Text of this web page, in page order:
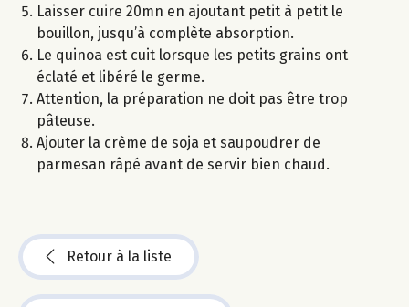
Laisser cuire 20mn en ajoutant petit à petit le
bouillon, jusqu’à complète absorption.
Le quinoa est cuit lorsque les petits grains ont
éclaté et libéré le germe.
Attention, la préparation ne doit pas être trop
pâteuse.
Ajouter la crème de soja et saupoudrer de
parmesan râpé avant de servir bien chaud.
Retour à la liste